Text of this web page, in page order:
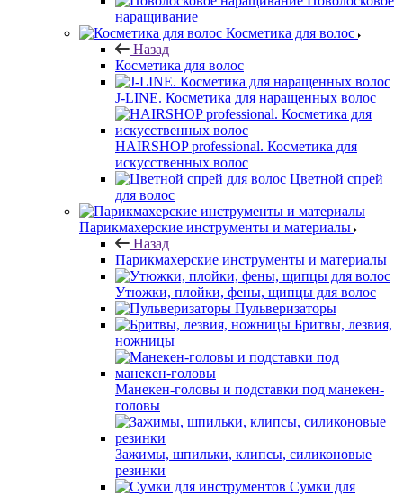
наращивание
Косметика для волос
Назад
Косметика для волос
J-LINE. Косметика для наращенных волос
HAIRSHOP professional. Косметика для
искусственных волос
Цветной спрей
для волос
Парикмахерские инструменты и материалы
Назад
Парикмахерские инструменты и материалы
Утюжки, плойки, фены, щипцы для волос
Пульверизаторы
Бритвы, лезвия,
ножницы
Манекен-головы и подставки под манекен-
головы
Зажимы, шпильки, клипсы, силиконовые
резинки
Сумки для